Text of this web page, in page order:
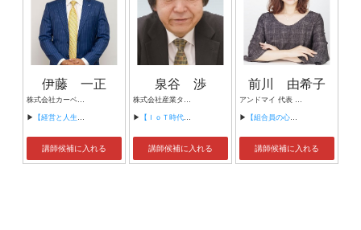
伊藤 一正
株式会社カーベル代表取締役社長 プロレスラーカーベル伊藤
▶ 【経営と人生がHappyになる3つのキーワード】
講師候補に入れる
泉谷 渉
株式会社産業タイムズ社 代表取締役会長 半導体産業新聞 特別編集委員
▶ 【ＩｏＴ時代にニッポンの製造業が一気に抜け出す！！ ～世界トップシェアのセンサーとロボットで戦え！】
講師候補に入れる
前川 由希子
アンドマイ 代表 組織活性化コンサルタント
▶ 【組合員の心をぐっと掴むコミュニケーション術～組合員が「あなたが言うなら」と動き出す３ステップ～】
講師候補に入れる